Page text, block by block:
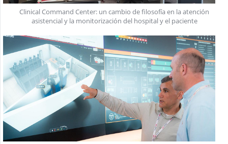
Clinical Command Center: un cambio de filosofía en la atención
asistencial y la monitorización del hospital y el paciente